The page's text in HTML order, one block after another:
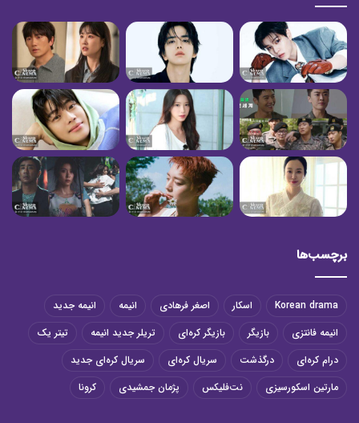
برچسب‌ها
Korean drama اسکار اصغر فرهادی انیمه
انیمه جدید
انیمه فانتزی
بازیگر بازیگر کره‌ای تریلر جدید انیمه
تیتر یک
درام کره‌ای
درگذشت سریال کره‌ای
سریال کره‌ای جدید
مارتین اسکورسیزی
نت‌فلیکس پژمان جمشیدی کرونا